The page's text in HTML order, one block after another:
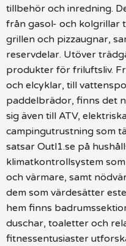
tillbehör och inredning.
från gasol- och kolgrillar
grillen och pizzaugnar,
reservdelar. Utöver
produkter för friluftsliv.
och elcyklar, till
paddelbrädor, finns det
sig även till ATV,
campingutrustning som
satsar Outl1.se på
klimatkontrollsystem
och värmare, samt
dem som värdesätter
hem finns
duschar, toaletter och
fitnessentusiaster